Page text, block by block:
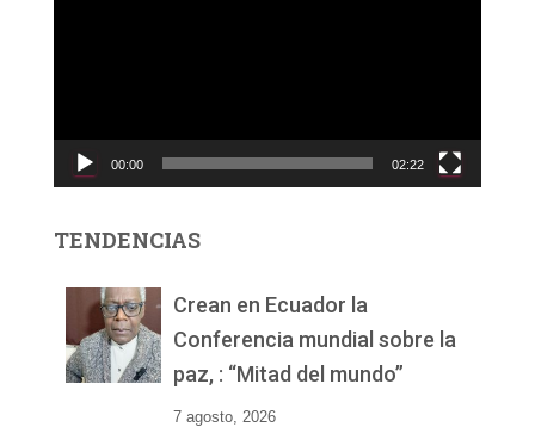
c
d
00:00 02:22
TENDENCIAS
Crean en Ecuador la
Conferencia mundial sobre la
paz, : “Mitad del mundo”
7 agosto, 2026